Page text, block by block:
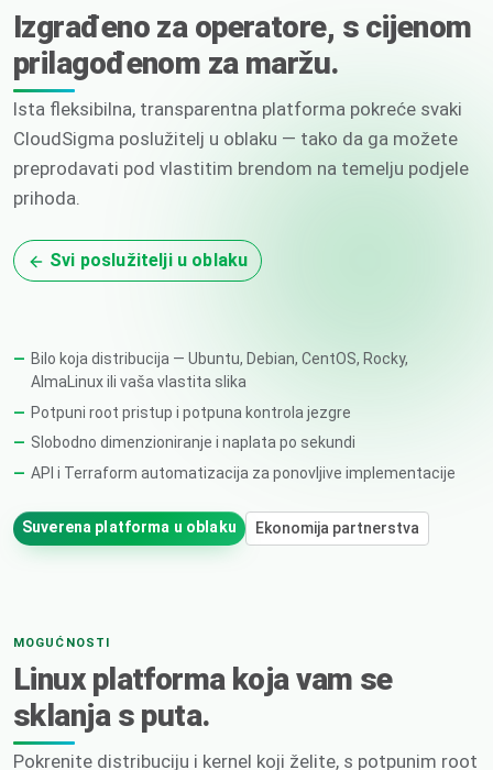
Izgrađeno za operatore, s cijenom
prilagođenom za maržu.
Ista fleksibilna, transparentna platforma pokreće svaki
CloudSigma poslužitelj u oblaku — tako da ga možete
preprodavati pod vlastitim brendom na temelju podjele
prihoda.
Svi poslužitelji u oblaku
Bilo koja distribucija — Ubuntu, Debian, CentOS, Rocky,
AlmaLinux ili vaša vlastita slika
Potpuni root pristup i potpuna kontrola jezgre
Slobodno dimenzioniranje i naplata po sekundi
API i Terraform automatizacija za ponovljive implementacije
Suverena platforma u oblaku Ekonomija partnerstva
MOGUĆNOSTI
Linux platforma koja vam se
sklanja s puta.
Pokrenite distribuciju i kernel koji želite, s potpunim root